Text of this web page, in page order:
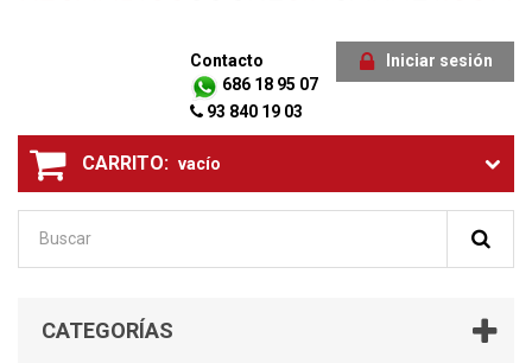
Iniciar sesión
Contacto
686 18 95 07
93 840 19 03
CARRITO: vacío
CATEGORÍAS